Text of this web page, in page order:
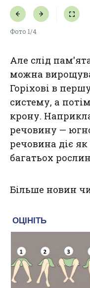
Фото 1/4
Але слід
можна
Горіхові в
систему, а
крону.
речовину —
речовина діє
багатьох
Більше новин